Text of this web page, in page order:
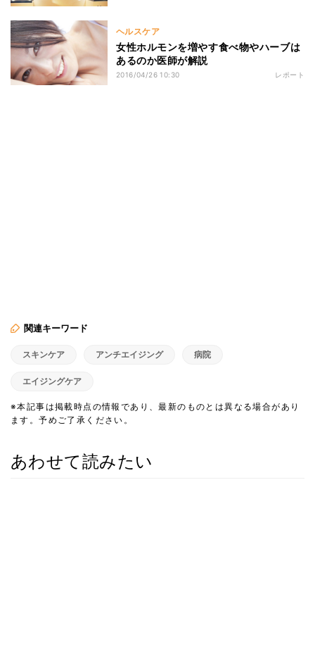
ヘルスケア
女性ホルモンを増やす食べ物やハーブは
あるのか医師が解説
2016/04/26 10:30 レポート
関連キーワード
スキンケア アンチエイジング 病院
エイジングケア
※本記事は掲載時点の情報であり、最新のものとは異なる場合があり
ます。予めご了承ください。
あわせて読みたい